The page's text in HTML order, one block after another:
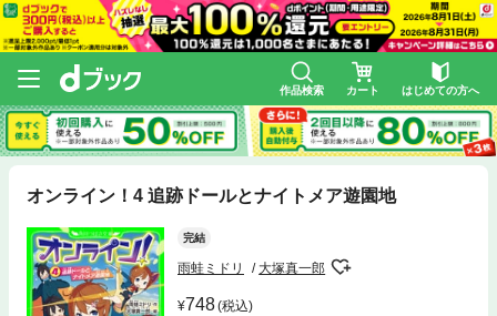
作品検索 カート はじめての方へ
オンライン！4 追跡ドールとナイトメア遊園地
完結
雨蛙ミドリ 大塚真一郎
748(税込)